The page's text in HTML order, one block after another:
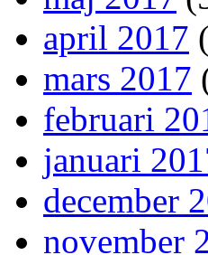
april 2017
mars 2017
februari
januari
december
november